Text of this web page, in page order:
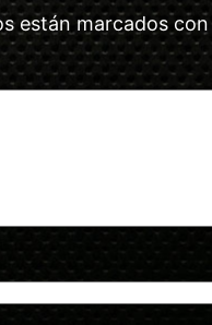
están marcados